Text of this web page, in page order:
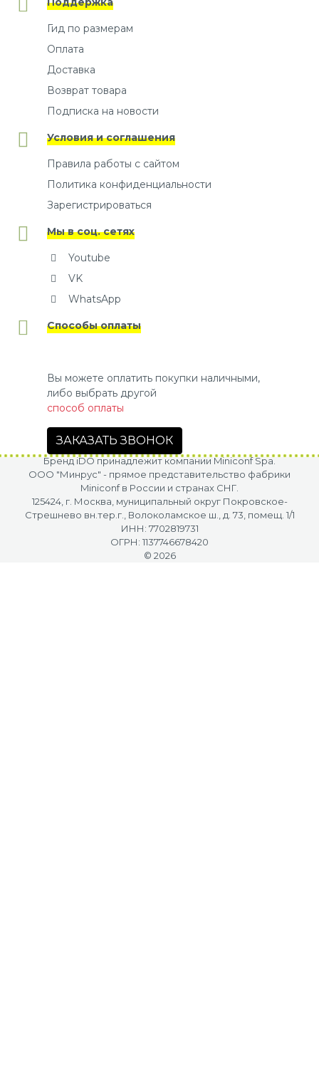
Гид по размерам
Оплата
Доставка
Возврат товара
Подписка на новости
Условия и соглашения
Правила работы с сайтом
Политика конфиденциальности
Зарегистрироваться
Мы в соц. сетях
Youtube
VK
WhatsApp
Способы оплаты
Вы можете оплатить покупки наличными,
либо выбрать другой
способ оплаты
ЗАКАЗАТЬ ЗВОНОК
Бренд iDO принадлежит компании Miniconf Spa.
OOO "Минрус" - прямое представительство фабрики
Miniconf в России и странах СНГ.
125424, г. Москва, муниципальный округ Покровское-
Стрешнево вн.тер.г., Волоколамское ш., д. 73, помещ. 1/1
ИНН: 7702819731
ОГРН: 1137746678420
© 2026